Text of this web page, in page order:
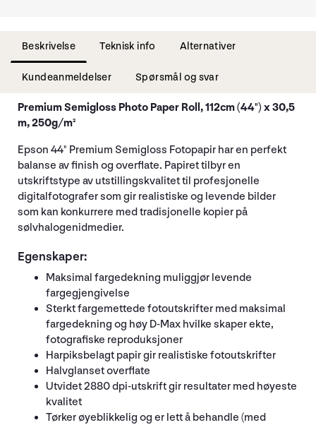
Beskrivelse Teknisk info Alternativer
Kundeanmeldelser Spørsmål og svar
Premium Semigloss Photo Paper Roll, 112cm (44") x 30,5
m, 250g/m²
Epson 44" Premium Semigloss Fotopapir har en perfekt
balanse av finish og overflate. Papiret tilbyr en
utskriftstype av utstillingskvalitet til profesjonelle
digitalfotografer som gir realistiske og levende bilder
som kan konkurrere med tradisjonelle kopier på
sølvhalogenidmedier.
Egenskaper:
Maksimal fargedekning muliggjør levende
fargegjengivelse
Sterkt fargemettede fotoutskrifter med maksimal
fargedekning og høy D-Max hvilke skaper ekte,
fotografiske reproduksjoner
Harpiksbelagt papir gir realistiske fotoutskrifter
Halvglanset overflate
Utvidet 2880 dpi-utskrift gir resultater med høyeste
kvalitet
Tørker øyeblikkelig og er lett å behandle (med